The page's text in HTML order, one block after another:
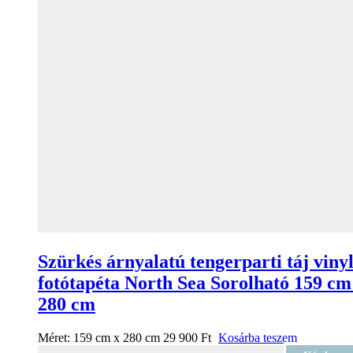
Szürkés árnyalatú tengerparti táj vinyl
fotótapéta North Sea Sorolható 159
280 cm
Méret: 159 cm x 280 cm 29 900 Ft Kosárba teszem